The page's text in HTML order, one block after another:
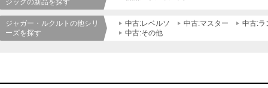
ジックの新品を探す
ジャガー・ルクルトの他シリ
ーズを探す
中古:レベルソ 中古:マスター
中古:ラ
中古:その他